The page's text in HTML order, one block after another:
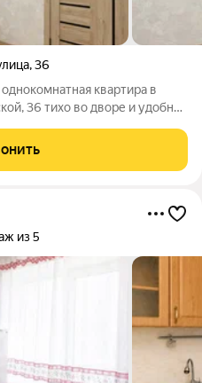
,36
квартира в
и удобно
и комфортным.
из 5